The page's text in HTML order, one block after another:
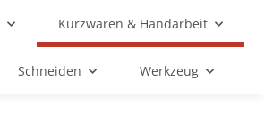
Kurzwaren & Handarbeit
Schneiden Werkzeug